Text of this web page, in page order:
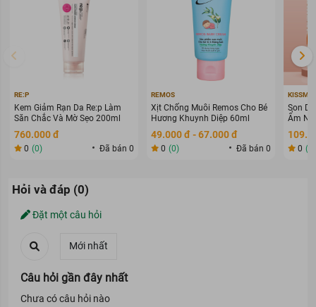
RE:P
Kem Giảm Rạn Da Re:p Làm
Săn Chắc Và Mờ Sẹo 200ml
760.000 đ
0 (0) Đã bán 0
REMOS
Xịt Chống Muỗi Remos Cho Bé
Hương Khuynh Diệp 60ml
49.000 đ - 67.000 đ
0 (0) Đã bán 0
KISSME
Son
Ẩm
0 (0)
Hỏi và đáp (0)
Đặt một câu hỏi
Câu hỏi gần đây nhất
Chưa có câu hỏi nào